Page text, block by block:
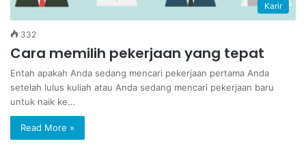
Karir
332
Cara memilih pekerjaan yang tepat
Entah apakah Anda sedang mencari pekerjaan pertama Anda
setelah lulus kuliah atau Anda sedang mencari pekerjaan baru
untuk naik ke…
Read More »